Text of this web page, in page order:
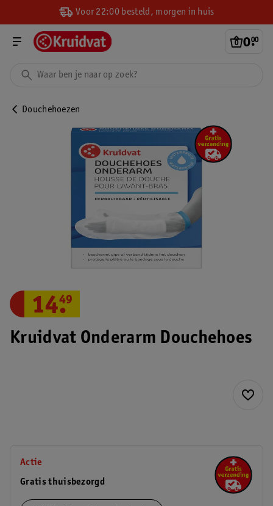
Voor 22:00 besteld, morgen in huis
0.
00
Douchehoezen
Kruidvat Onderarm Douchehoes
14.
49
Actie
Gratis thuisbezorgd